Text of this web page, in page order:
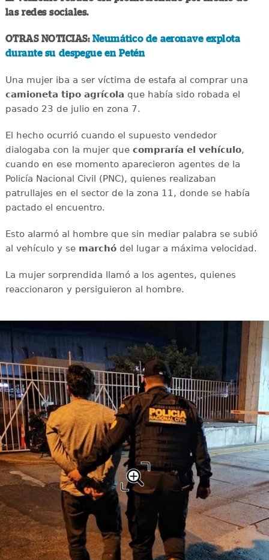
las redes sociales.
OTRAS NOTICIAS:Neumático de aeronave explota
durante su despegue en Petén
Una mujer iba a ser víctima de estafa al comprar una
camioneta tipo agrícola que había sido robada el
pasado 23 de julio en zona 7.
El hecho ocurrió cuando el supuesto vendedor
dialogaba con la mujer quecompraría el vehículo,
cuando en ese momento aparecieron agentes de la
Policía Nacional Civil (PNC), quienes realizaban
patrullajes en el sector de la zona 11, donde se había
pactado el encuentro.
Esto alarmó al hombre que sin mediar palabra se subió
al vehículo y se marchódel lugar a máxima velocidad.
La mujer sorprendida llamó a los agentes, quienes
reaccionaron y persiguieron al hombre.